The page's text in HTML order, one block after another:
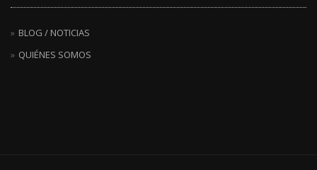
BLOG / NOTICIAS
QUIÉNES SOMOS